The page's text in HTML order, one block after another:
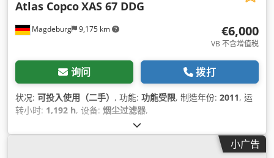
Magdeburg 9,175 km
Atlas CopcoXAS 67 DDG
€6,000
VB 不含增值税
询问 拨打
状况: 可投入使用（二手） , 功能: 功能受限, 制造年份: 2011, 运
转小时: 1,192 h, 设备: 烟尘过滤器,
小广告